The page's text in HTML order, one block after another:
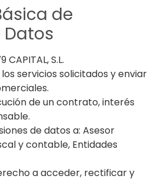
de
Datos
CAPITAL, S.L.
servicios solicitados y enviar
de un contrato, interés
de datos a: Asesor
y contable, Entidades
a acceder, rectificar y